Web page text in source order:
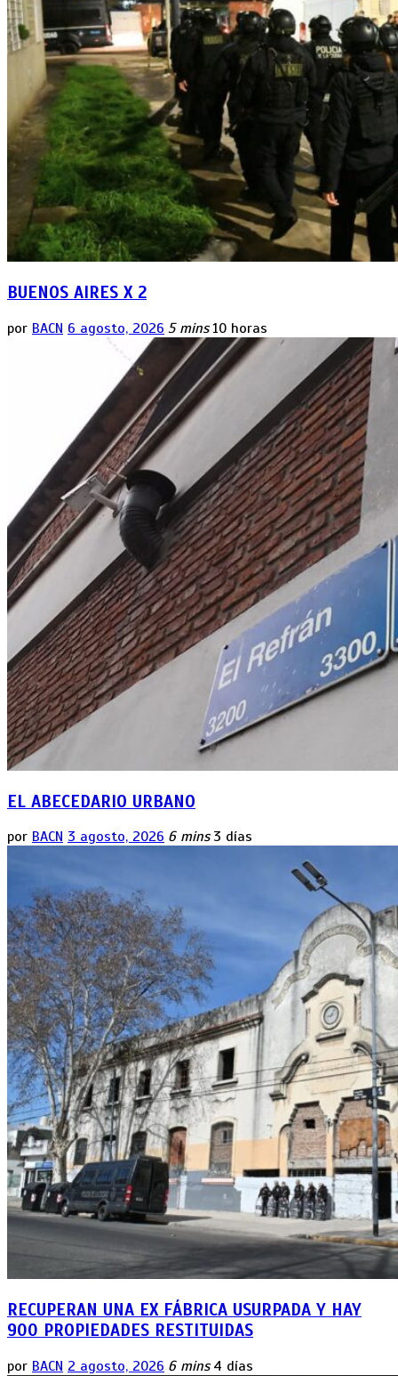
BUENOS AIRES X 2
por BACN 6 agosto, 2026 5 mins 10 horas
EL ABECEDARIO URBANO
por BACN 3 agosto, 2026 6 mins 3 días
RECUPERAN UNA EX FÁBRICA USURPADA Y HAY
900 PROPIEDADES RESTITUIDAS
por BACN 2 agosto, 2026 6 mins 4 días